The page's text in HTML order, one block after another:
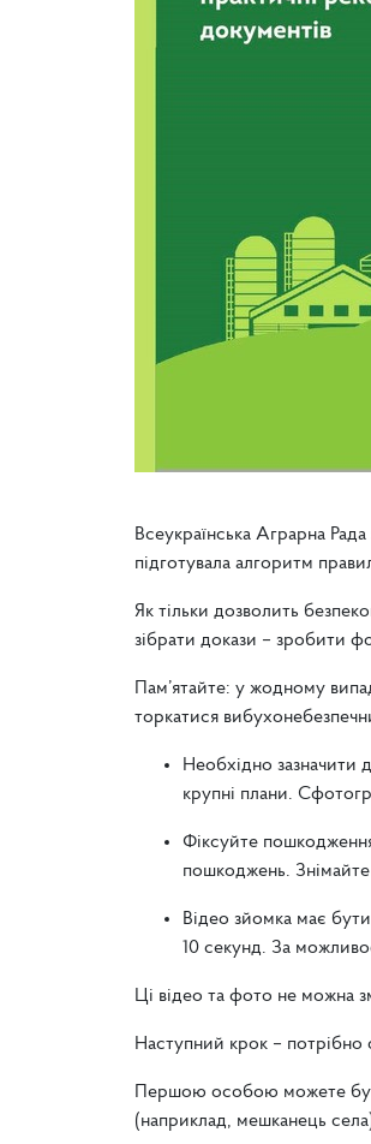
Всеукраїнська Аграрна
підготувала алгоритм
Як тільки дозволить
зібрати докази – зробити
Пам’ятайте: у жодному
торкатися
Необхідно зазначити
крупні плани.
Фіксуйте
пошкоджень.
Відео зйомка має
10 секунд. За
Ці відео та фото не можна
Наступний крок – потрібно
Першою особою можете
(наприклад, мешканець